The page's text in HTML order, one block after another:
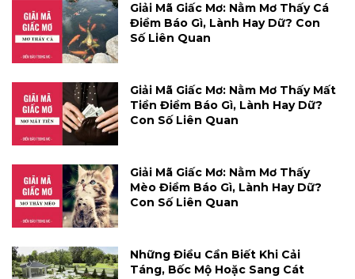
Giải Mã Giấc Mơ: Nằm Mơ Thấy Cá
Điềm Báo Gì, Lành Hay Dữ? Con
Số Liên Quan
Giải Mã Giấc Mơ: Nằm Mơ Thấy Mất
Tiền Điềm Báo Gì, Lành Hay Dữ?
Con Số Liên Quan
Giải Mã Giấc Mơ: Nằm Mơ Thấy
Mèo Điềm Báo Gì, Lành Hay Dữ?
Con Số Liên Quan
Những Điều Cần Biết Khi Cải
Táng, Bốc Mộ Hoặc Sang Cát